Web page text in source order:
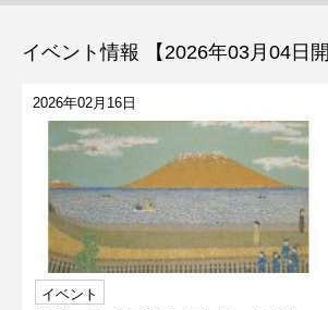
イベント情報 【2026年03月04日開
2026年02月16日
イベント